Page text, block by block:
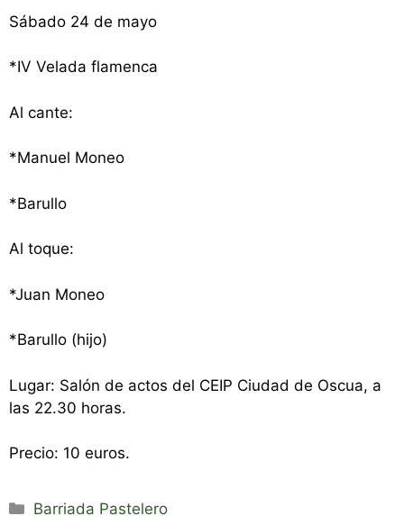
Sábado 24 de mayo
*IV Velada flamenca
Al cante:
*Manuel Moneo
*Barullo
Al toque:
*Juan Moneo
*Barullo (hijo)
Lugar: Salón de actos del CEIP Ciudad de Oscua, a
las 22.30 horas.
Precio: 10 euros.
Categorías
Barriada Pastelero